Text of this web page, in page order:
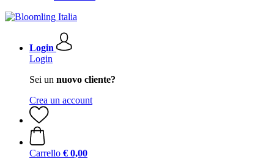
Login
Login
Sei un nuovo cliente?
Crea un account
Carrello € 0,00